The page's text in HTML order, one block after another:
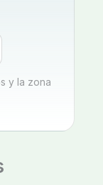
y la zona